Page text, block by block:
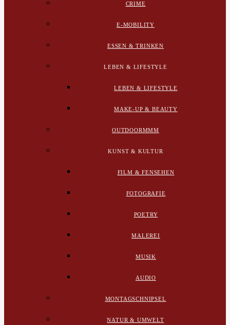
CRIME
E-MOBILITY
ESSEN & TRINKEN
LEBEN & LIFESTYLE
LEBEN & LIFESTYLE
MAKE-UP & BEAUTY
OUTDOORMMM
KUNST & KULTUR
FILM & FENSEHEN
FOTOGRAFIE
POETRY
MALEREI
MUSIK
AUDIO
MONTAGSCHNIPSEL
NATUR & UMWELT